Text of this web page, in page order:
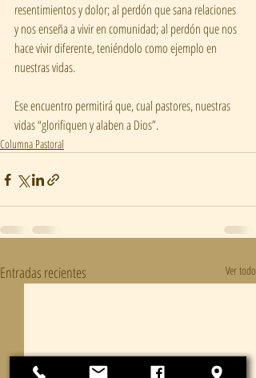
resentimientos y dolor; al perdón que sana relaciones
y nos enseña a vivir en comunidad; al perdón que nos
hace vivir diferente, teniéndolo como ejemplo en
nuestras vidas.
Ese encuentro permitirá que, cual pastores, nuestras
vidas “glorifiquen y alaben a Dios”.
Columna Pastoral
Entradas recientes Ver todo